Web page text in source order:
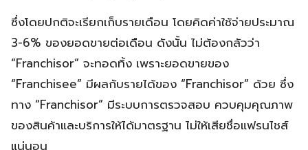
ซึ่งโดยปกติจะเรียกเก็บรายเดือน โดยคิดค่าใช้จ่ายประมาณ
3-6% ของยอดขายต่อเดือน ดังนั้น ไม่ต้องกลัวว่า
“Franchisor” จะทอดทิ้ง เพราะยอดขายของ
“Franchisee” มีผลกับรายได้ของ “Franchisor” ด้วย ซึ่ง
ทาง “Franchisor” มีระบบการตรวจสอบ ควบคุมคุณภาพ
ของสินค้าและบริการให้ได้มาตรฐาน ไม่ให้เสียชื่อแฟรนไชส์
แน่นอน